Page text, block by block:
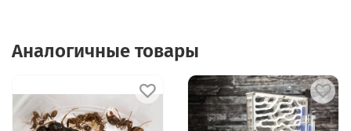
Аналогичные товары